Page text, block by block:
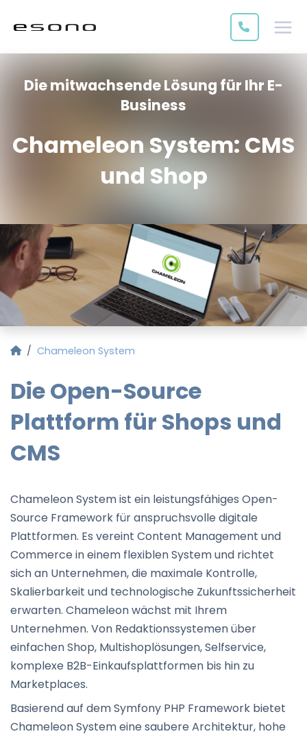
Die mitwachsende Lösung für Ihr E-
Business
Chameleon System: CMS
und Shop
Startseite
Chameleon System
Die Open-Source
Plattform für Shops und
CMS
Chameleon System ist ein leistungsfähiges Open-
Source Framework für anspruchsvolle digitale
Plattformen. Es vereint Content Management und
Commerce in einem flexiblen System und richtet
sich an Unternehmen, die maximale Kontrolle,
Skalierbarkeit und technologische Zukunftssicherheit
erwarten. Chameleon wächst mit Ihrem
Unternehmen. Von Redaktionssystemen über
einfachen Shop, Multishoplösungen, Selfservice,
komplexe B2B-Einkaufsplattformen bis hin zu
Marketplaces.
Basierend auf dem Symfony PHP Framework bietet
Chameleon System eine saubere Architektur, hohe